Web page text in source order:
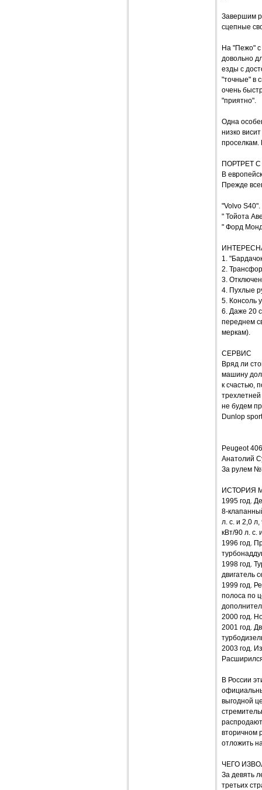
Завершим
сцепные
На "Пежо" с
довольно
езды с
"точные" в
очень
"приятно".
Одна
низко
ПОРТРЕТ
В
Прежде
"Volvo
" Тойота
" Форд
1.
2.
3.
4. Пухлые
5. Консоль
6. Даже 20
переднем
меркам).
СЕРВИС
Вряд ли
машину
к счастью,
не будем
Dunlop
Peugeot
Анатолий
За рулем
ИСТОРИЯ
1995 год.
8-
л. с. и 2,0
кВт/90 л. с.
1996 год.
1998 год.
двигатель
1999 год.
полоса по
2000 год.
2001 год.
2003 год.
В России
выгодной
вторичном
отложить
ЧЕГО
За девять
третьих